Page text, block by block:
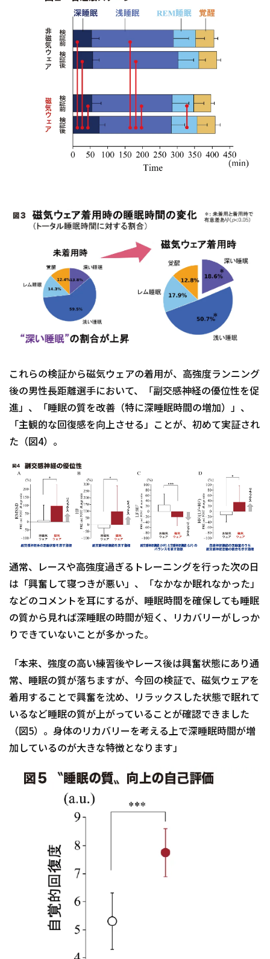
これらの検証から磁気ウェアの着用が、高強度ランニング
後の男性長距離選手において、「副交感神経の優位性を促
進」、「睡眠の質を改善（特に深睡眠時間の増加）」、
「主観的な回復感を向上させる」ことが、初めて実証され
た（図4）。
通常、レースや高強度過ぎるトレーニングを行った次の日
は「興奮して寝つきが悪い」、「なかなか眠れなかった」
などのコメントを耳にするが、睡眠時間を確保しても睡眠
の質から見れば深睡眠の時間が短く、リカバリーがしっか
りできていないことが多かった。
「本来、強度の高い練習後やレース後は興奮状態にあり通
常、睡眠の質が落ちますが、今回の検証で、磁気ウェアを
着用することで興奮を沈め、リラックスした状態で眠れて
いるなど睡眠の質が上がっていることが確認できました
（図5）。身体のリカバリーを考える上で深睡眠時間が増
加しているのが大きな特徴となります」